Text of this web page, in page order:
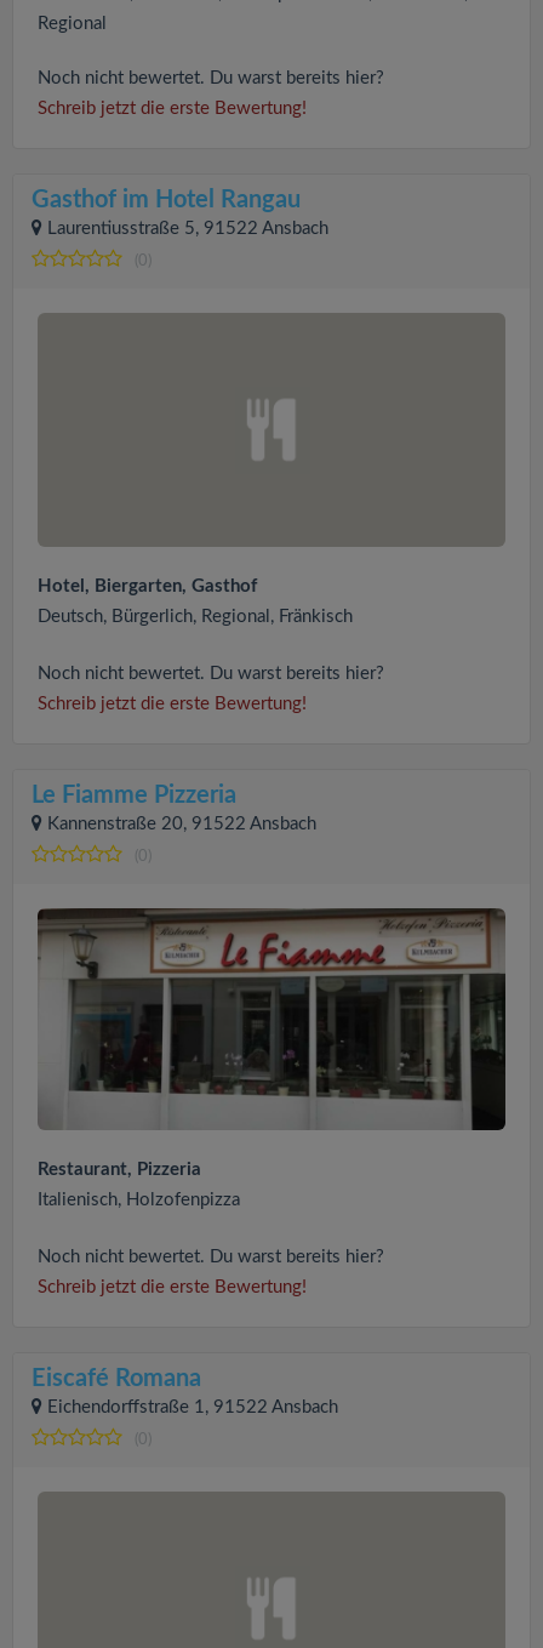
Regional
Noch nicht bewertet. Du warst bereits hier?
Schreib jetzt die erste Bewertung!
Gasthof im Hotel Rangau
Laurentiusstraße 5, 91522 Ansbach
(0)
Hotel, Biergarten, Gasthof
Deutsch, Bürgerlich, Regional, Fränkisch
Noch nicht bewertet. Du warst bereits hier?
Schreib jetzt die erste Bewertung!
Le Fiamme Pizzeria
Kannenstraße 20, 91522 Ansbach
(0)
Restaurant, Pizzeria
Italienisch, Holzofenpizza
Noch nicht bewertet. Du warst bereits hier?
Schreib jetzt die erste Bewertung!
Eiscafé Romana
Eichendorffstraße 1, 91522 Ansbach
(0)